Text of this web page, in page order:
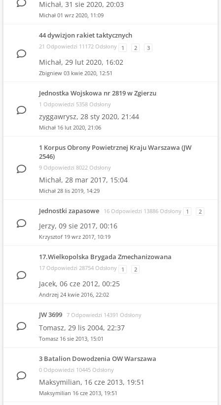
Michał, 31 sie 2020, 20:03
Michał 01 wrz 2020, 11:09
44 dywizjon rakiet taktycznych
21 Odpowiedzi 11172 Odsłony 1 2 3
Michał, 29 lut 2020, 16:02
Zbigniew 03 kwie 2020, 12:51
Jednostka Wojskowa nr 2819 w Zgierzu
1 Odpowiedzi 5358 Odsłony
zyggawrysz, 28 sty 2020, 21:44
Michał 16 lut 2020, 21:06
1 Korpus Obrony Powietrznej Kraju Warszawa (JW
2546)
9 Odpowiedzi 8022 Odsłony
Michał, 28 mar 2017, 15:04
Michał 28 lis 2019, 14:29
Jednostki zapasowe 16 Odpowiedzi 13886 Odsłony 1 2
Jerzy, 09 sie 2017, 00:16
Krzysztof 19 wrz 2017, 10:19
17.Wielkopolska Brygada Zmechanizowana
17 Odpowiedzi 28754 Odsłony 1 2
Jacek, 06 cze 2012, 00:25
Andrzej 24 kwie 2016, 22:02
JW 3699 7 Odpowiedzi 14391 Odsłony
Tomasz, 29 lis 2004, 22:37
Tomasz 16 sie 2013, 15:01
3 Batalion Dowodzenia OW Warszawa
0 Odpowiedzi 10445 Odsłony
Maksymilian, 16 cze 2013, 19:51
Maksymilian 16 cze 2013, 19:51